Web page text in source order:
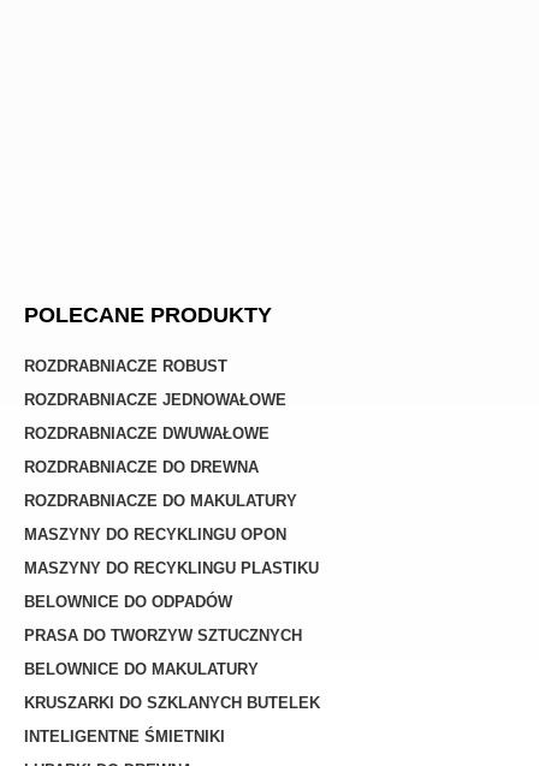
POLECANE PRODUKTY
ROZDRABNIACZE ROBUST
ROZDRABNIACZE JEDNOWAŁOWE
ROZDRABNIACZE DWUWAŁOWE
ROZDRABNIACZE DO DREWNA
ROZDRABNIACZE DO MAKULATURY
MASZYNY DO RECYKLINGU OPON
MASZYNY DO RECYKLINGU PLASTIKU
BELOWNICE DO ODPADÓW
PRASA DO TWORZYW SZTUCZNYCH
BELOWNICE DO MAKULATURY
KRUSZARKI DO SZKLANYCH BUTELEK
INTELIGENTNE ŚMIETNIKI